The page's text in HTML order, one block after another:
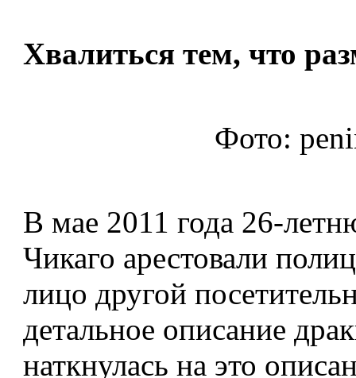
Хвалиться тем, что
Фото:
В мае 2011 года 26-
Чикаго арестовали
лицо другой
детальное описание
наткнулась на это